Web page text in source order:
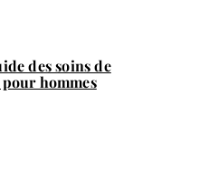
des soins de
hommes